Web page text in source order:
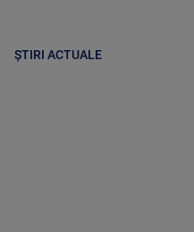
ȘTIRI ACTUALE